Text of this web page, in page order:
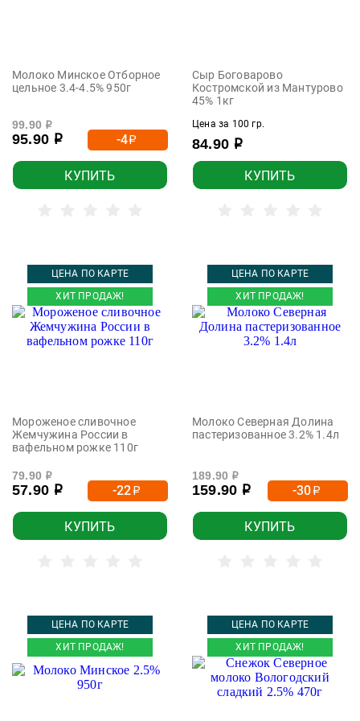
Молоко Минское Отборное
цельное 3.4-4.5% 950г
99.90 р
95.90 р -4р
КУПИТЬ
Сыр Боговарово
Костромской из Мантурово
45% 1кг
Цена за 100 гр.
84.90 р
КУПИТЬ
ЦЕНА ПО КАРТЕ
ХИТ ПРОДАЖ!
Мороженое сливочное
Жемчужина России в
вафельном рожке 110г
79.90 р
57.90 р -22р
КУПИТЬ
ЦЕНА ПО КАРТЕ
ХИТ ПРОДАЖ!
Молоко Северная Долина
пастеризованное 3.2% 1.4л
189.90 р
159.90 р -30р
КУПИТЬ
ЦЕНА ПО КАРТЕ
ХИТ ПРОДАЖ!
ЦЕНА ПО КАРТЕ
ХИТ ПРОДАЖ!